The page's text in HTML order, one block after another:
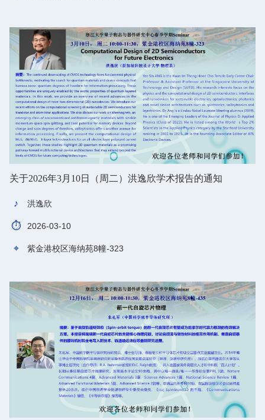
关于2026年3月10日（周二）洪逸欣学术报告的通知
洪逸欣
2026-03-10
紫金港校区海纳苑8幢-323